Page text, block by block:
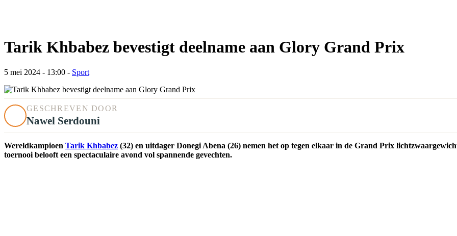
Tarik Khbabez bevestigt deelname aan Glory Grand Prix
5 mei 2024 - 13:00 - Sport
GESCHREVEN DOOR
Nawel Serdouni
Wereldkampioen Tarik Khbabez (32) en uitdager Donegi Abena (26) nemen het op tegen elkaar in de Grand Prix
toernooi belooft een spectaculaire avond vol spannende gevechten.